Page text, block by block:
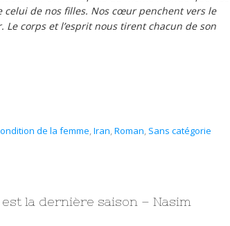
celui de nos filles. Nos cœur penchent vers le
corps et l’esprit nous tirent chacun de son
de la femme,Iran,Roman, Sans catégorie
est la dernière saison – Nasim